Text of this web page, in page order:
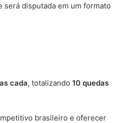
será disputada em um formato
cada, totalizando 10 quedas
brasileiro e oferecer